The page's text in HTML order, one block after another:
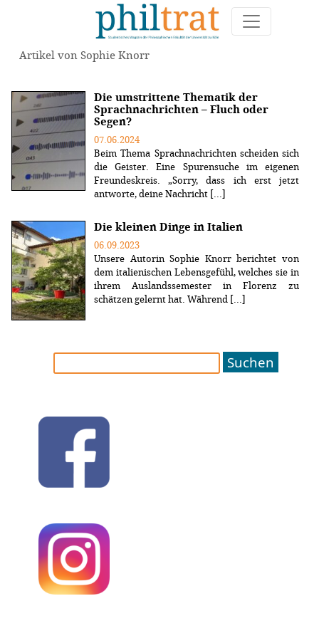
Artikel von Sophie Knorr
Die umstrittene Thematik der
Sprachnachrichten – Fluch oder
Segen?
07.06.2024
Beim Thema Sprachnachrichten scheiden sich
die Geister. Eine Spurensuche im eigenen
Freundeskreis. „Sorry, dass ich erst jetzt
antworte, deine Nachricht [...]
Die kleinen Dinge in Italien
06.09.2023
Unsere Autorin Sophie Knorr berichtet von
dem italienischen Lebensgefühl, welches sie in
ihrem Auslandssemester in Florenz zu
schätzen gelernt hat. Während [...]
Suchen